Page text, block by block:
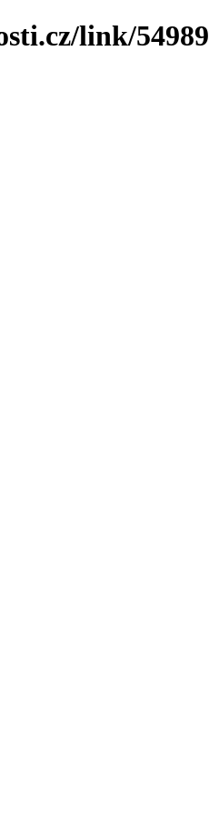
link/54989